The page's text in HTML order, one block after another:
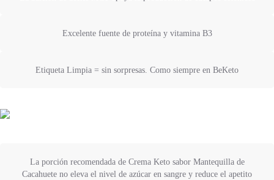
Excelente fuente de proteína y vitamina B3
Etiqueta Limpia = sin sorpresas. Como siempre en BeKeto
La porción recomendada de Crema Keto sabor Mantequilla de
Cacahuete no eleva el nivel de azúcar en sangre y reduce el apetito